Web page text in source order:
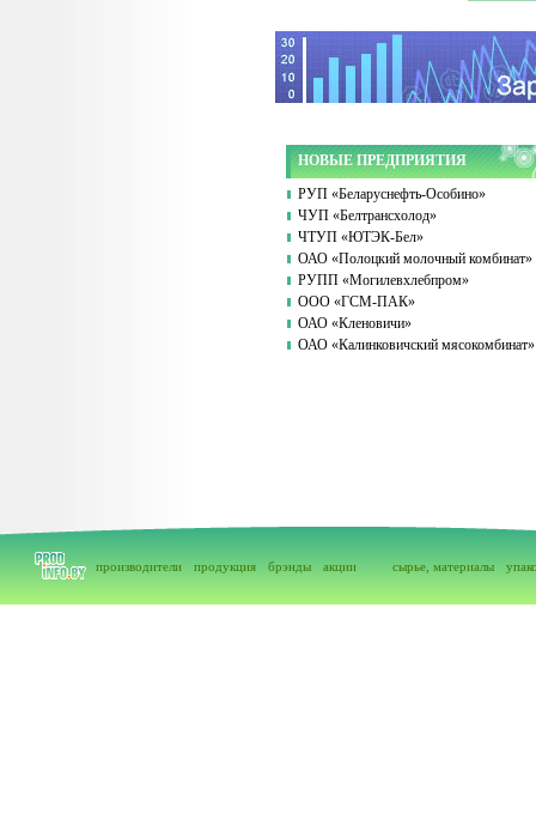
НОВЫЕ ПРЕДПРИЯТИЯ
РУП «Беларуснефть-Особино»
ЧУП «Белтрансхолод»
ЧТУП «ЮТЭК-Бел»
ОАО «Полоцкий молочный комбинат»
РУПП «Могилевхлебпром»
ООО «ГСМ-ПАК»
ОАО «Кленовичи»
ОАО «Калинковичский мясокомбинат»
производители продукция брэнды акции сырье, материалы